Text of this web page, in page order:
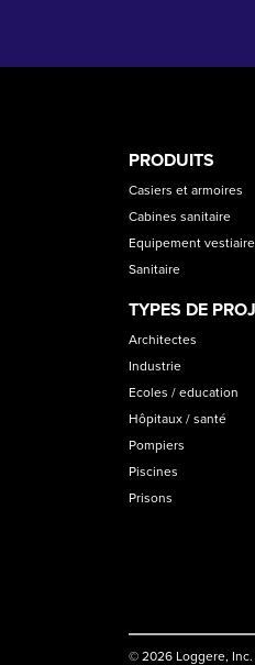
PRODUITS
Casiers et armoires
Cabines sanitaire
Equipement
Sanitaire
TYPES DE
Architectes
Industrie
Ecoles / education
Hôpitaux / santé
Pompiers
Piscines
Prisons
© 2026 Loggere,